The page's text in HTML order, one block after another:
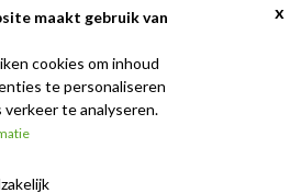
Silicon Oasis - Dubai
admin@liren.ae
www.liren.ae
x
maakt gebruik van
cookies om inhoud
te personaliseren
verkeer te analyseren.